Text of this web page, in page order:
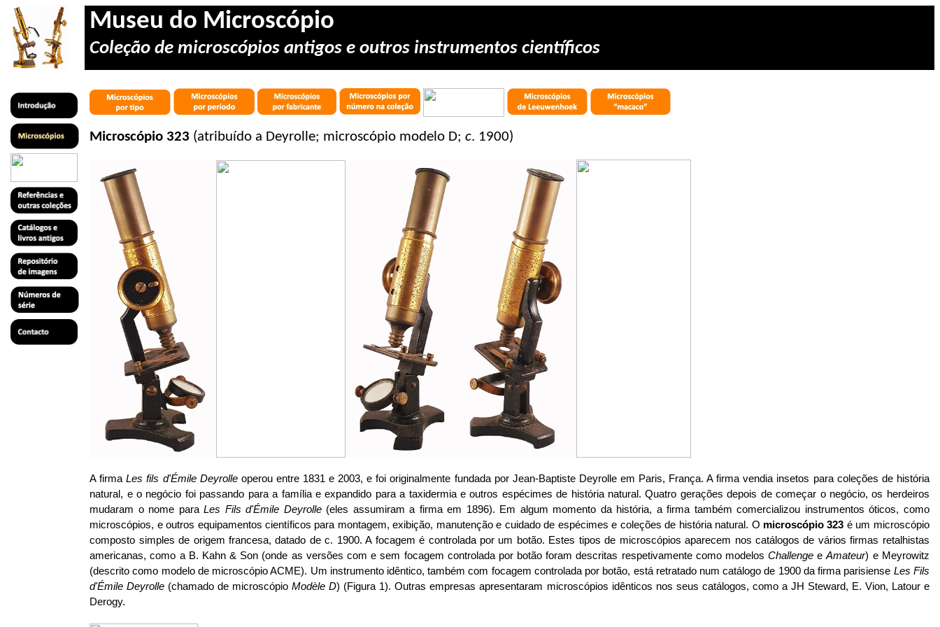
Museu do Microscópio
Coleção de microscópios antigos e outros instrumentos científicos
Microscópio 323 (atribuído a Deyrolle; microscópio modelo D;c. 1900)
A firmaLes fils d'Émile Deyrolleoperou entre 1831 e 2003, e foi originalmente fundada por Jean-Baptiste Deyrolle em Paris, França. A firma vendia insetos para coleções de história
natural, e o negócio foi passando para a família e expandido para a taxidermia e outros espécimes de história natural. Quatro gerações depois de começar o negócio, os herdeiros
mudaram o nome paraLes Fils d'Émile Deyrolle(eles assumiram a firma em 1896). Em algum momento da história, a firma também comercializou instrumentos óticos, como
microscópios, e outros equipamentos científicos para montagem, exibição, manutenção e cuidado de espécimes e coleções de história natural. O microscópio 323 é um microscópio
composto simples de origem francesa, datado de c. 1900. A focagem é controlada por um botão. Estes tipos de microscópios aparecem nos catálogos de vários firmas retalhistas
americanas, como a B. Kahn & Son (onde as versões com e sem focagem controlada por botão foram descritas respetivamente como modelosChallenge eAmateur) e Meyrowitz
(descrito como modelo de microscópio ACME). Um instrumento idêntico, também com focagem controlada por botão, está retratado num catálogo de 1900 da firma parisiense Les Fils
d'Émile Deyrolle (chamado de microscópioModèle D) (Figura 1). Outras empresas apresentaram microscópios idênticos nos seus catálogos, como a JH Steward, E. Vion, Latour e
Derogy.